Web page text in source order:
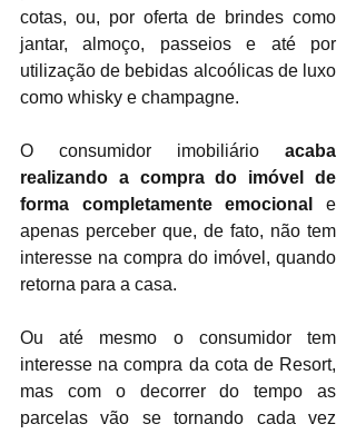
cotas, ou, por oferta de brindes como
jantar, almoço, passeios e até por
utilização de bebidas alcoólicas de luxo
como whisky e champagne.
O consumidor imobiliário acaba
realizando a compra do imóvel de
forma completamente emocional
e
apenas perceber que, de fato, não tem
interesse na compra do imóvel, quando
retorna para a casa.
Ou até mesmo o consumidor tem
interesse na compra da cota de Resort,
mas com o decorrer do tempo as
parcelas vão se tornando cada vez